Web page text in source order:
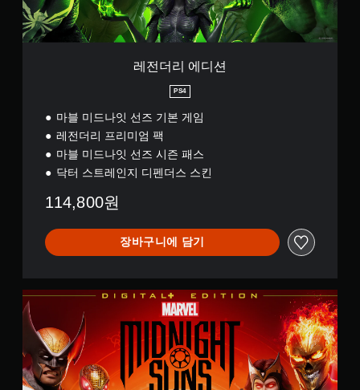
레전더리 에디션
PS4
마블 미드나잇 선즈 기본 게임
레전더리 프리미엄 팩
마블 미드나잇 선즈 시즌 패스
닥터 스트레인지 디펜더스 스킨
114,800원
장바구니에 담기
디
지
털
에
디
션